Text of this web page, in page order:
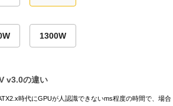
1300W
v3.0の違い
時代にGPUが人認識できないms程度の時間で、場合